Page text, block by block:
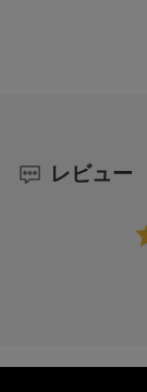
レビュー